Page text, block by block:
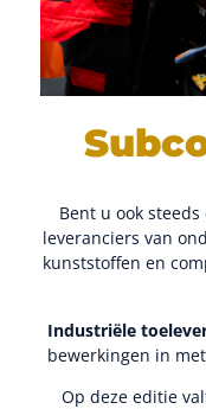
Bent u ook
leveranciers van
kunststoffen en
Industriële
bewerkingen in
Op deze editie